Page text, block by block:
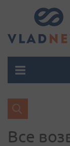
Все